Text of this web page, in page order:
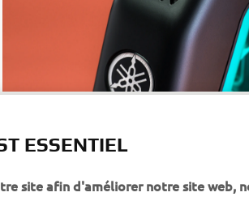
ESSENTIEL
site afin d'améliorer notre site web,